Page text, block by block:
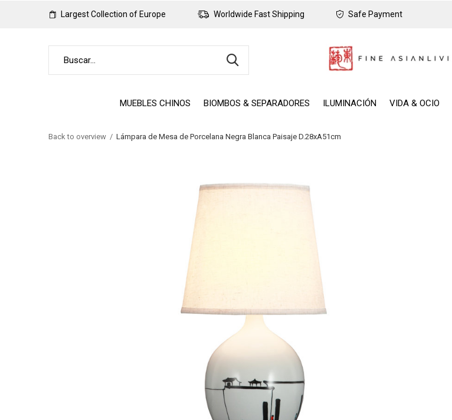
MUEBLES CHINOS BIOMBOS & SEPARADORES ILUMINACIÓN VIDA & OCIO
Largest Collection of Europe Worldwide Fast Shipping Safe Payment
Back to overview Lámpara de Mesa de Porcelana Negra Blanca Paisaje D.28xA51cm